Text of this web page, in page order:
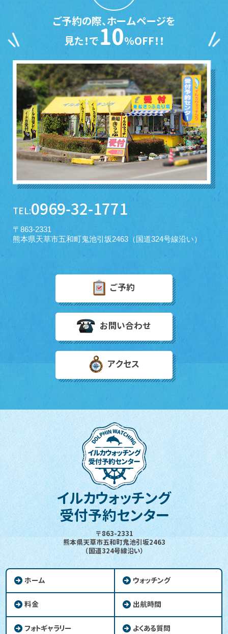
ご予約の際、ホームページを
見た！で10％OFF！！
TEL:0969-32-1771
〒863-2331
熊本県天草市五和町鬼池引坂2463（国道324号線沿い）
ご予約
お問い合わせ
アクセス
イルカウォッチング
受付予約センター
〒863-2331
熊本県天草市五和町鬼池引坂2463
（国道324号線沿い）
ホーム ウォッチング
料金 出航時間
フォトギャラリー よくある質問